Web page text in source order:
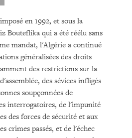
en 1992, et sous la
Bouteflika qui a été réélu sans
mandat, l'Algérie a continué
généralisées des droits
des restrictions sur la
des sévices infligés
soupçonnées de
interrogatoires, de l'impunité
des forces de sécurité et aux
crimes passés, et de l'échec